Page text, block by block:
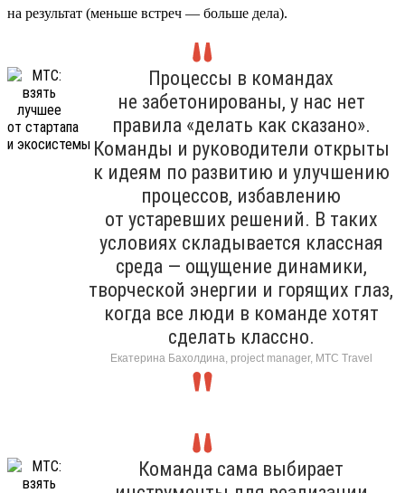
на результат (меньше встреч — больше дела).
Процессы в командах
не забетонированы, у нас нет
правила «делать как сказано».
Команды и руководители открыты
к идеям по развитию и улучшению
процессов, избавлению
от устаревших решений. В таких
условиях складывается классная
среда — ощущение динамики,
творческой энергии и горящих глаз,
когда все люди в команде хотят
сделать классно.
Екатерина Бахолдина, project manager, МТС Travel
Команда сама выбирает